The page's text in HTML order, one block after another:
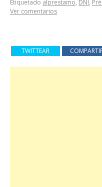
Etiquetado alprestamo, DNI,
Ver comentarios
TWITTEAR